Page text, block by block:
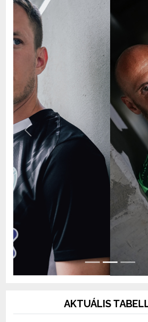
Previous
OTP Bank Liga 2026/